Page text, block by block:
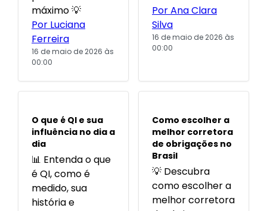
máximo 💡
Por Luciana
Ferreira
16 de maio de 2026 às
00:00
Por Ana Clara
Silva
16 de maio de 2026 às
00:00
POPULARES
O que é QI e sua
influência no dia a
dia
📊 Entenda o que
é QI, como é
medido, sua
história e
POPULARES
Como escolher a
melhor corretora
de obrigações no
Brasil
💡 Descubra
como escolher a
melhor corretora